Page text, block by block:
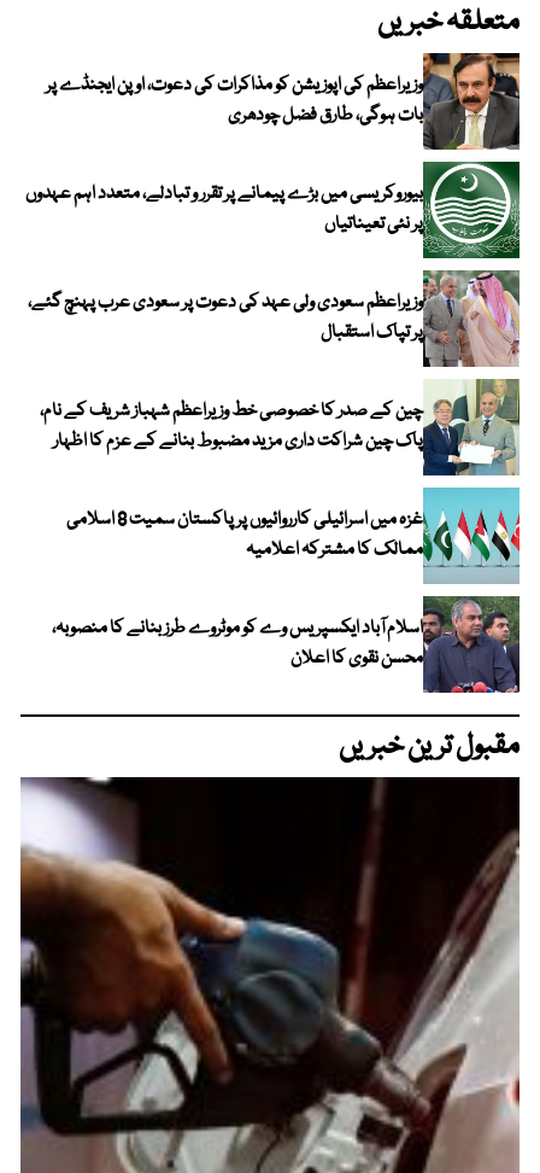
متعلقہ خبریں
وزیراعظم کی اپوزیشن کو مذاکرات کی دعوت، اوپن ایجنڈے پر
بات ہوگی، طارق فضل چودھری
بیوروکریسی میں بڑے پیمانے پر تقرر و تبادلے، متعدد اہم عہدوں
پر نئی تعیناتیاں
وزیراعظم سعودی ولی عہد کی دعوت پر سعودی عرب پہنچ گئے،
پر تپاک استقبال
چین کے صدر کا خصوصی خط وزیراعظم شہباز شریف کے نام،
پاک چین شراکت داری مزید مضبوط بنانے کے عزم کا اظہار
غزہ میں اسرائیلی کارروائیوں پر پاکستان سمیت 8 اسلامی
ممالک کا مشترکہ اعلامیہ
اسلام آباد ایکسپریس وے کو موٹروے طرز بنانے کا منصوبہ،
محسن نقوی کا اعلان
مقبول ترین خبریں